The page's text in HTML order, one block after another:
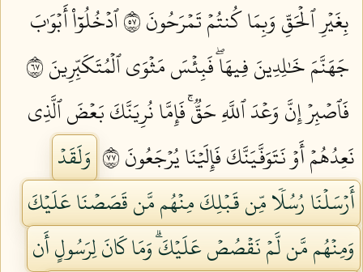
بِغَيۡرِ ٱلۡحَقِّ وَبِمَا كُنتُمۡ تَمۡرَحُونَ ٧٥
ٱدۡخُلُوٓاْ أَبۡوَٰبَ
جَهَنَّمَ خَٰلِدِينَ فِيهَاۖ فَبِئۡسَ مَثۡوَى ٱلۡمُتَكَبِّرِينَ ٧٦
فَٱصۡبِرۡ إِنَّ وَعۡدَ ٱللَّهِ حَقّٞۚ فَإِمَّا نُرِيَنَّكَ بَعۡضَ ٱلَّذِي
نَعِدُهُمۡ أَوۡ نَتَوَفَّيَنَّكَ فَإِلَيۡنَا يُرۡجَعُونَ ٧٧
وَلَقَدۡ
أَرۡسَلۡنَا رُسُلٗا مِّن قَبۡلِكَ مِنۡهُم مَّن قَصَصۡنَا عَلَيۡكَ
وَمِنۡهُم مَّن لَّمۡ نَقۡصُصۡ عَلَيۡكَۗ وَمَا كَانَ لِرَسُولٍ أَن